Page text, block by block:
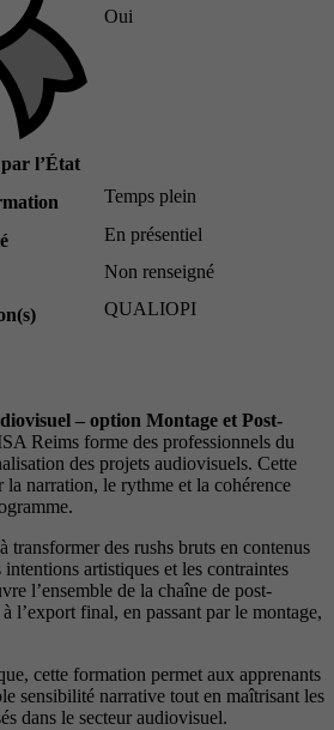
l’État
Oui
Temps plein
En présentiel
Non renseigné
QUALIOPI
– option Montage et Post-
Reims forme des professionnels du
des projets audiovisuels. Cette
la narration, le rythme et la cohérence
transformer des rushs bruts en contenus
intentions artistiques et les contraintes
l’ensemble de la chaîne de post-
l’export final, en passant par le montage,
cette formation permet aux apprenants
sensibilité narrative tout en maîtrisant les
dans le secteur audiovisuel.